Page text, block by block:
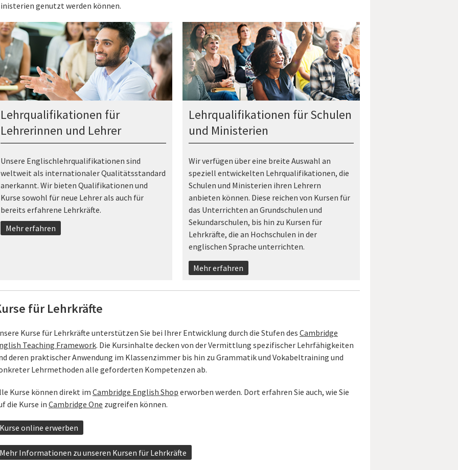
genutzt werden können.
Lehrqualifikationen für
Lehrerinnen und Lehrer
Unsere Englischlehrqualifikationen sind
weltweit als internationaler Qualitätsstandard
anerkannt. Wir bieten Qualifikationen und
Kurse sowohl für neue Lehrer als auch für
bereits erfahrene Lehrkräfte.
Mehr erfahren
Lehrqualifikationen für Schulen
und Ministerien
Wir verfügen über eine breite Auswahl an
speziell entwickelten Lehrqualifikationen, die
Schulen und Ministerien ihren Lehrern
anbieten können. Diese reichen von Kursen für
das Unterrichten an Grundschulen und
Sekundarschulen, bis hin zu Kursen für
Lehrkräfte, die an Hochschulen in der
englischen Sprache unterrichten.
Mehr erfahren
für Lehrkräfte
Kurse für Lehrkräfte unterstützen Sie bei Ihrer Entwicklung durch die Stufen des Cambridge
Teaching Framework. Die Kursinhalte decken von der Vermittlung spezifischer Lehrfähigkeiten
deren praktischer Anwendung im Klassenzimmer bis hin zu Grammatik und Vokabeltraining und
Lehrmethoden alle geforderten Kompetenzen ab.
Kurse können direkt imCambridge English Shop erworben werden. Dort erfahren Sie auch, wie Sie
die Kurse inCambridge One zugreifen können.
Kurse online erwerben
Mehr Informationen zu unseren Kursen für Lehrkräfte